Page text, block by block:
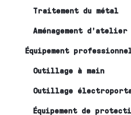
Traitement du métal
Aménagement d’atelier
Équipement
Outillage à main
Outillage
Équipement de